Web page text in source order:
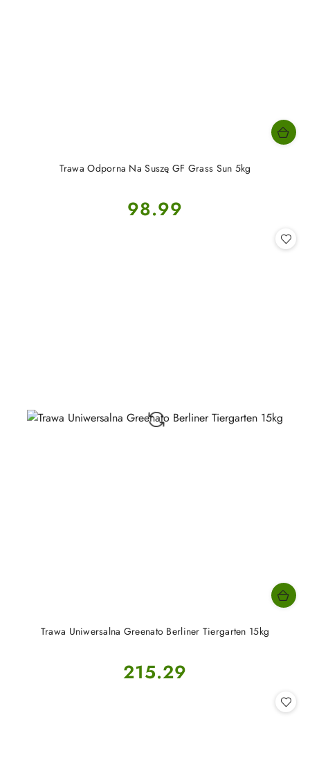
Trawa Odporna Na Suszę GF Grass Sun 5kg
Cena:
98.99
Trawa Uniwersalna Greenato Berliner Tiergarten 15kg
Cena:
215.29